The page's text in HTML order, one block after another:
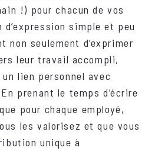
!) pour chacun de vos
d’expression simple et peu
non seulement d’exprimer
leur travail accompli,
lien personnel avec
prenant le temps d’écrire
pour chaque employé,
les valorisez et que vous
unique à